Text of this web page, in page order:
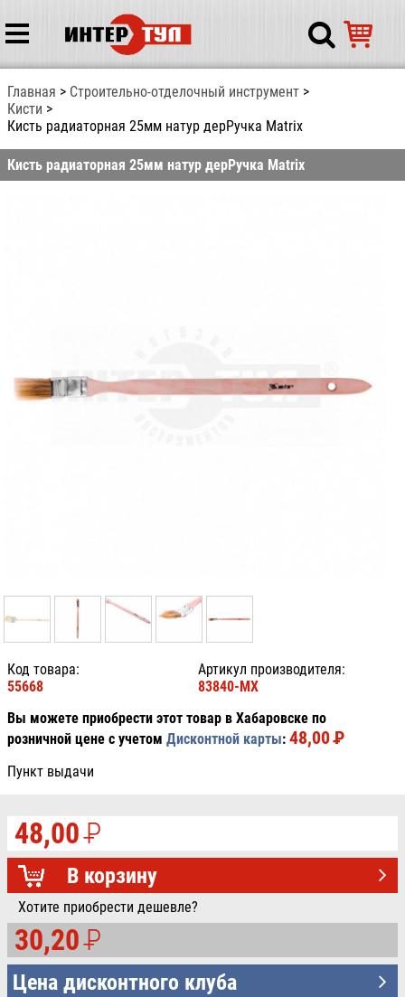
Главная
Строительно-отделочный инструмент
Кисти
Кисть радиаторная 25мм натур дерРучка Matrix
Кисть радиаторная 25мм натур дерРучка Matrix
Код товара:
55668
Артикул производителя:
83840-MX
Вы можете приобрести этот товар в Хабаровске по
розничной цене с учетом Дисконтной карты: 48,00PУБ.
Пункт выдачи
48,00P
УБ.
В корзину
Хотите приобрести дешевле?
30,20P
УБ.
Цена дисконтного клуба